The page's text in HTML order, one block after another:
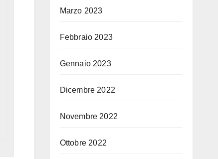
Marzo 2023
Febbraio 2023
Gennaio 2023
Dicembre 2022
Novembre 2022
Ottobre 2022